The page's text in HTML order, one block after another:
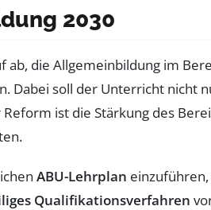
2030
ab, die Allgemeinbildung im
Dabei soll der Unterricht nicht
ist die Stärkung des
ABU-Lehrplan
Qualifikationsverfahren